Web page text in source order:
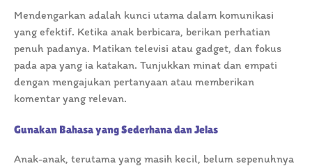
Mendengarkan adalah kunci utama dalam komunikasi
yang efektif. Ketika anak berbicara, berikan perhatian
penuh padanya. Matikan televisi atau gadget, dan fokus
pada apa yang ia katakan. Tunjukkan minat dan empati
dengan mengajukan pertanyaan atau memberikan
komentar yang relevan.
Gunakan Bahasa yang Sederhana dan Jelas
Anak-anak, terutama yang masih kecil, belum sepenuhnya